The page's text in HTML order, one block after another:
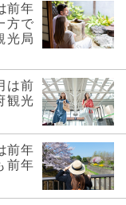
前年
方で
光局
は前
観光
前年
前年